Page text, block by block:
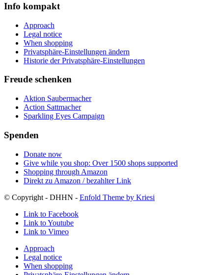
Info kompakt
Approach
Legal notice
When shopping
Privatsphäre-Einstellungen ändern
Historie der Privatsphäre-Einstellungen
Freude schenken
Aktion Saubermacher
Action Sattmacher
Sparkling Eyes Campaign
Spenden
Donate now
Give while you shop: Over 1500 shops supported
Shopping through Amazon
Direkt zu Amazon / bezahlter Link
© Copyright - DHHN - Enfold Theme by Kriesi
Link to Facebook
Link to Youtube
Link to Vimeo
Approach
Legal notice
When shopping